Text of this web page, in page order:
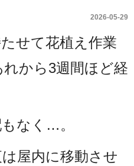
2026-05-29
せて花植え作業
から3週間ほど経
なく…。
屋内に移動させ